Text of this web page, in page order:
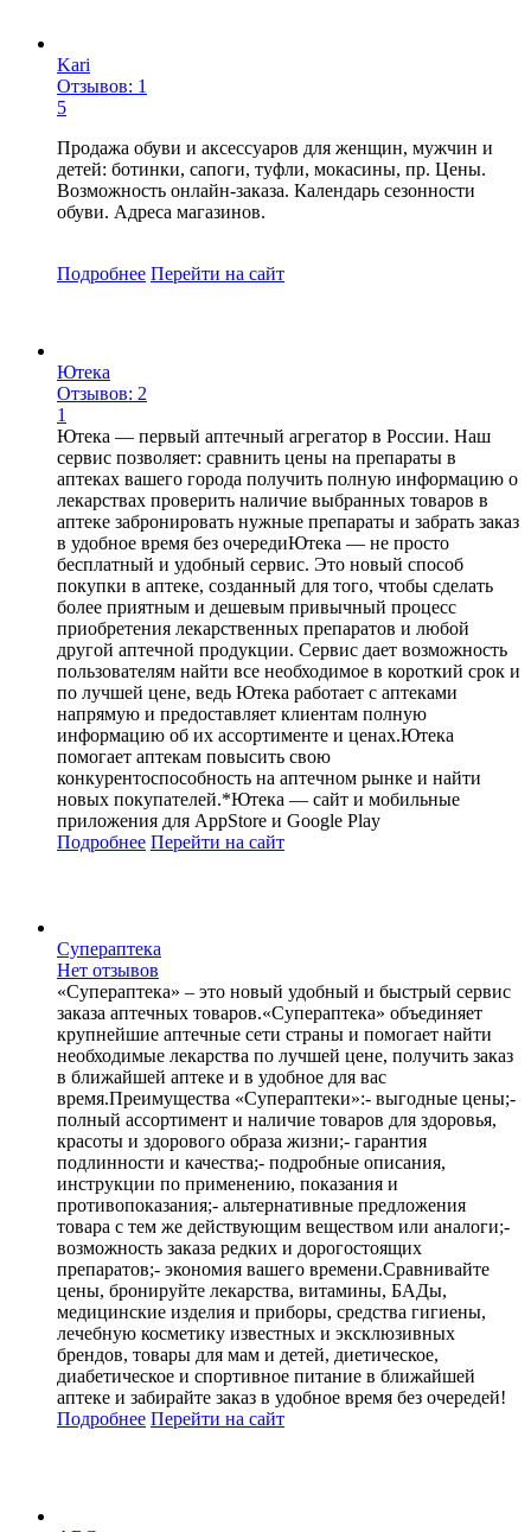
Kari
Отзывов: 1
5
Продажа обуви и аксессуаров для женщин, мужчин и
детей: ботинки, сапоги, туфли, мокасины, пр. Цены.
Возможность онлайн-заказа. Календарь сезонности
обуви. Адреса магазинов.
Подробнее Перейти на сайт
Ютека
Отзывов: 2
1
Ютека — первый аптечный агрегатор в России. Наш
сервис позволяет: сравнить цены на препараты в
аптеках вашего города получить полную информацию о
лекарствах проверить наличие выбранных товаров в
аптеке забронировать нужные препараты и забрать заказ
в удобное время без очередиЮтека — не просто
бесплатный и удобный сервис. Это новый способ
покупки в аптеке, созданный для того, чтобы сделать
более приятным и дешевым привычный процесс
приобретения лекарственных препаратов и любой
другой аптечной продукции. Сервис дает возможность
пользователям найти все необходимое в короткий срок и
по лучшей цене, ведь Ютека работает с аптеками
напрямую и предоставляет клиентам полную
информацию об их ассортименте и ценах.Ютека
помогает аптекам повысить свою
конкурентоспособность на аптечном рынке и найти
новых покупателей.*Ютека — сайт и мобильные
приложения для AppStore и Google Play
Подробнее Перейти на сайт
Супераптека
Нет отзывов
«Супераптека» – это новый удобный и быстрый сервис
заказа аптечных товаров.«Супераптека» объединяет
крупнейшие аптечные сети страны и помогает найти
необходимые лекарства по лучшей цене, получить заказ
в ближайшей аптеке и в удобное для вас
время.Преимущества «Супераптеки»:- выгодные цены;-
полный ассортимент и наличие товаров для здоровья,
красоты и здорового образа жизни;- гарантия
подлинности и качества;- подробные описания,
инструкции по применению, показания и
противопоказания;- альтернативные предложения
товара с тем же действующим веществом или аналоги;-
возможность заказа редких и дорогостоящих
препаратов;- экономия вашего времени.Сравнивайте
цены, бронируйте лекарства, витамины, БАДы,
медицинские изделия и приборы, средства гигиены,
лечебную косметику известных и эксклюзивных
брендов, товары для мам и детей, диетическое,
диабетическое и спортивное питание в ближайшей
аптеке и забирайте заказ в удобное время без очередей!
Подробнее Перейти на сайт